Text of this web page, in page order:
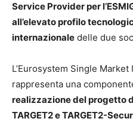
Service Provider per
all’elevato profilo
internazionale delle due
L’Eurosystem Single
rappresenta una
realizzazione del progetto
TARGET2 e TARGET2-